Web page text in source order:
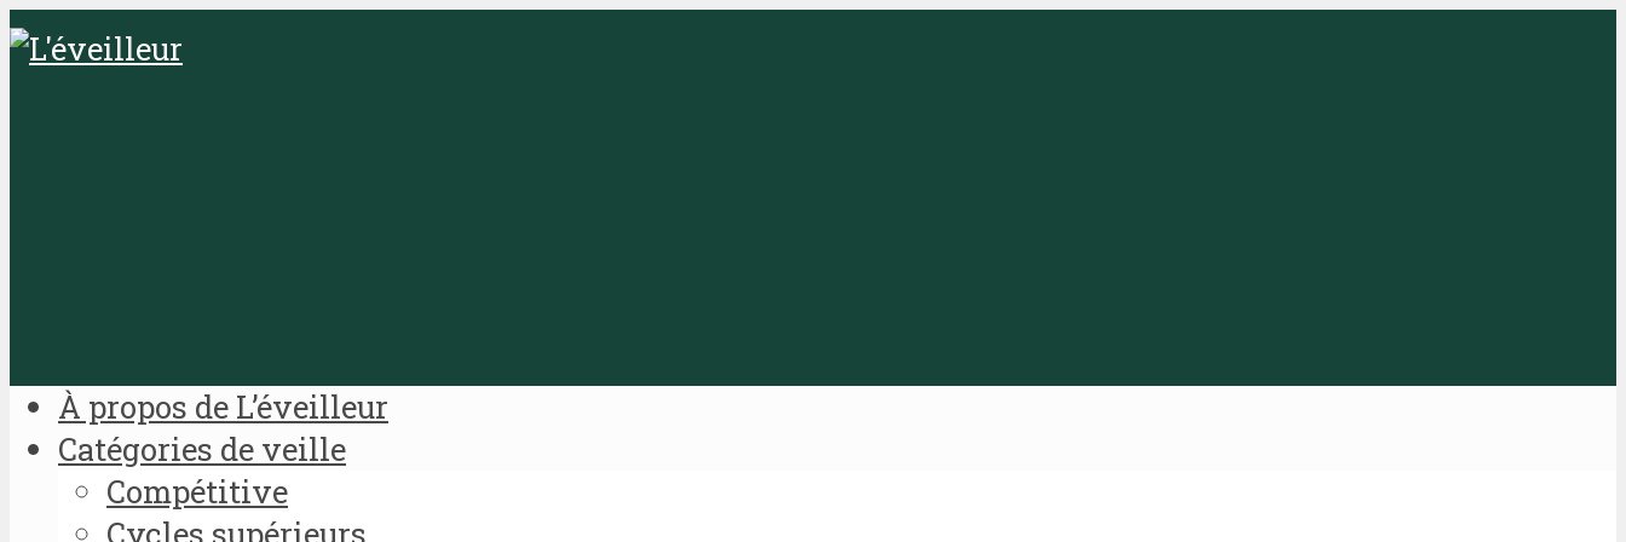
À propos de L’éveilleur
Catégories de veille
Compétitive
Cycles supérieurs